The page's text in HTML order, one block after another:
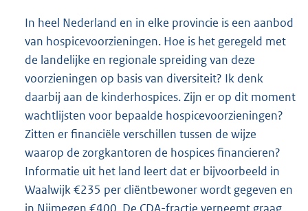
In heel Nederland en in elke provincie is een aanbod
van hospicevoorzieningen. Hoe is het geregeld met
de landelijke en regionale spreiding van deze
voorzieningen op basis van diversiteit? Ik denk
daarbij aan de kinderhospices. Zijn er op dit moment
wachtlijsten voor bepaalde hospicevoorzieningen?
Zitten er financiële verschillen tussen de wijze
waarop de zorgkantoren de hospices financieren?
Informatie uit het land leert dat er bijvoorbeeld in
Waalwijk €235 per cliëntbewoner wordt gegeven en